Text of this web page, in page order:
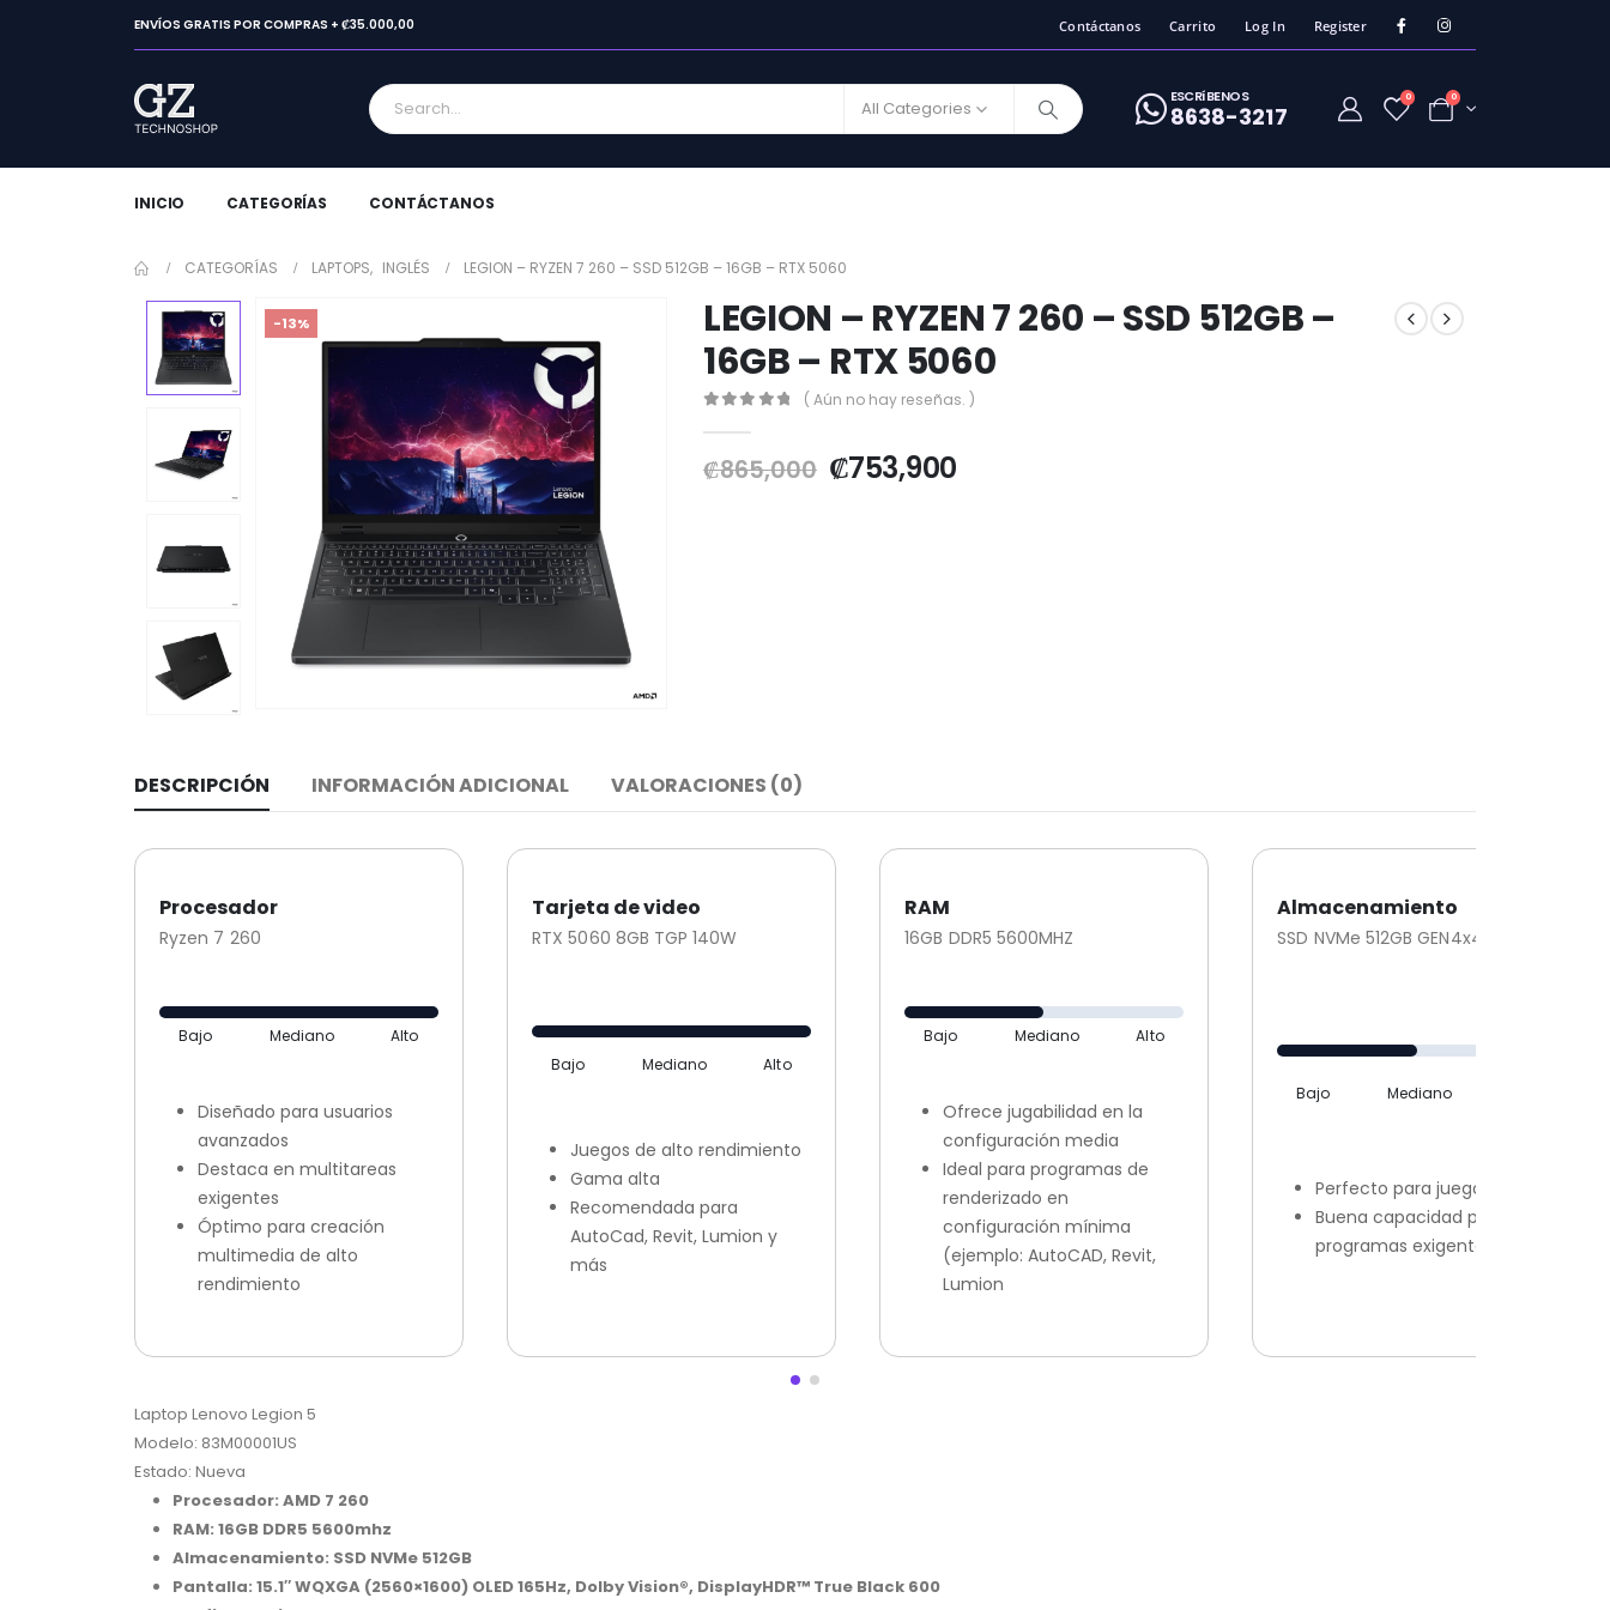
ENVÍOS GRATIS POR COMPRAS + ₡35.000,00 Contáctanos Carrito Log In Register
All Categories
ESCRíBENOS
8638-3217
0 0
INICIO CATEGORÍAS CONTÁCTANOS
CATEGORÍAS LAPTOPS, INGLÉS LEGION – RYZEN 7 260 – SSD 512GB – 16GB – RTX 5060
-13%
LEGION – RYZEN 7 260 – SSD 512GB –
16GB – RTX 5060
( Aún no hay reseñas. )
₡865,000 ₡753,900
DESCRIPCIÓN INFORMACIÓN ADICIONAL VALORACIONES (0)
Procesador
Ryzen 7 260
Bajo Mediano Alto
Diseñado para usuarios
avanzados
Destaca en multitareas
exigentes
Óptimo para creación
multimedia de alto
rendimiento
Tarjeta de video
RTX 5060 8GB TGP 140W
Bajo Mediano Alto
Juegos de alto rendimiento
Gama alta
Recomendada para
AutoCad, Revit, Lumion y
más
RAM
16GB DDR5 5600MHZ
Bajo Mediano Alto
Ofrece jugabilidad en la
configuración media
Ideal para programas de
renderizado en
configuración mínima
(ejemplo: AutoCAD, Revit,
Lumion
Almacenamiento
SSD NVMe 512GB GEN4x4
Bajo Mediano
Perfecto para juegos
Buena capacidad para
programas exigentes
Laptop Lenovo Legion 5
Modelo: 83M00001US
Estado: Nueva
Procesador: AMD 7 260
RAM: 16GB DDR5 5600mhz
Almacenamiento: SSD NVMe 512GB
Pantalla: 15.1″ WQXGA (2560×1600) OLED 165Hz, Dolby Vision®, DisplayHDR™ True Black 600